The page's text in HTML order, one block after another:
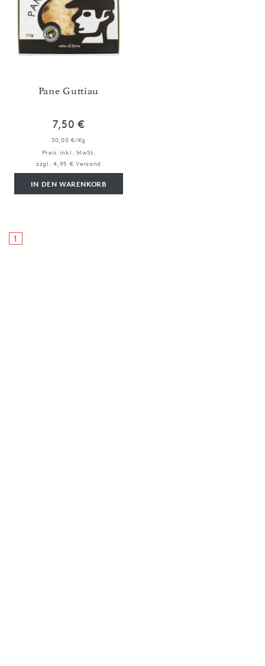
Pane Guttiau
7,50 €
30,00 €/Kg
Preis inkl. MwSt.
zzgl. 4,95 € Versand
IN DEN WARENKORB
1